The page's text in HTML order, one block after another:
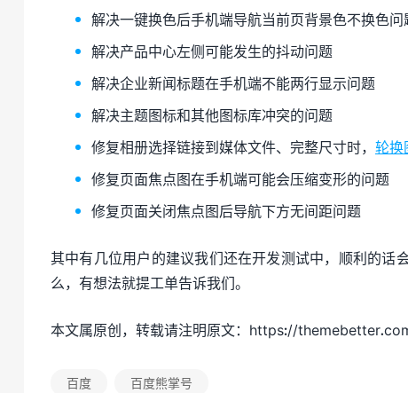
解决一键换色后手机端导航当前页背景色不换色问
解决产品中心左侧可能发生的抖动问题
解决企业新闻标题在手机端不能两行显示问题
解决主题图标和其他图标库冲突的问题
修复相册选择链接到媒体文件、完整尺寸时， 轮换
修复页面焦点图在手机端可能会压缩变形的问题
修复页面关闭焦点图后导航下方无间距问题
其中有几位用户的建议我们还在开发测试中，顺利的话
么，有想法就提工单告诉我们。
本文属原创，转载请注明原文： https://
百度 百度熊掌号